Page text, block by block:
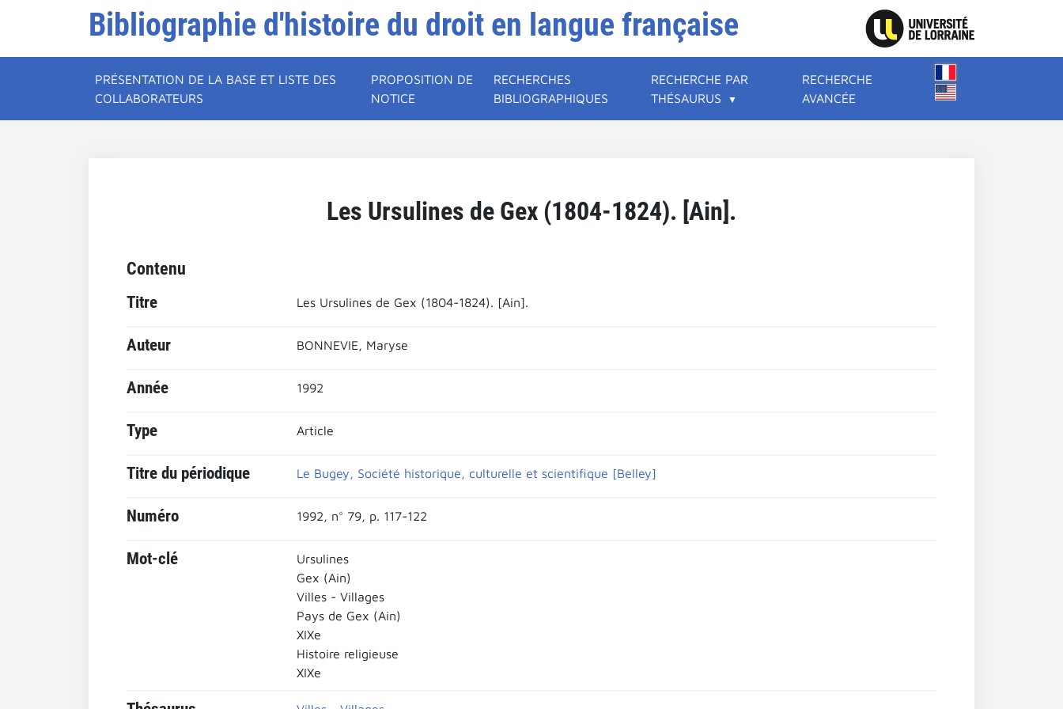
Bibliographie d'histoire du droit en langue française
PRÉSENTATION DE LA BASE ET LISTE DES
COLLABORATEURS
PROPOSITION DE
NOTICE
RECHERCHES
BIBLIOGRAPHIQUES
RECHERCHE PAR
THÉSAURUS
RECHERCHE
AVANCÉE
Les Ursulines de Gex (1804-1824). [Ain].
Contenu
Titre Les Ursulines de Gex (1804-1824). [Ain].
Auteur BONNEVIE, Maryse
Année 1992
Type Article
Titre du périodique Le Bugey, Société historique, culturelle et scientifique [Belley]
Numéro 1992, n° 79, p. 117-122
Mot-clé
Ursulines
Gex (Ain)
Villes - Villages
Pays de Gex (Ain)
XIXe
Histoire religieuse
XIXe